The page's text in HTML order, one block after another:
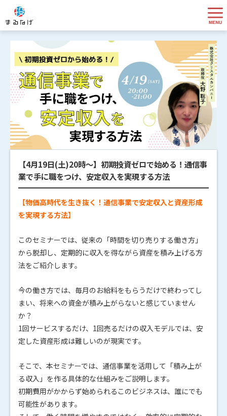
【4月19日(土)20時～】初期投資ゼロで始める！通信事
業で手に職をつけ、安定収入を実現する方法
【物価高時代を生き抜く！通信事業で安定収入と資産形成
を実現する方法】
このセミナーでは、従来の「時間を切り売りする働き方」
から脱却し、定期的に収入を得ながら資産を積み上げる方
法をご紹介します。
今の働き方では、毎月のお給料をもらうだけで終わってし
まい、将来への資金が積み上がらないと感じていません
か？
1回サービスするだけ、1回売るだけの収入モデルでは、安
定した資産形成は難しいのが現実です。
そこで、本セミナーでは、通信事業を活用して「積み上が
る収入」を作る具体的な仕組みをご説明します。
初期費用がかからず始められるこのビジネスは、誰にでも
可能性があります。